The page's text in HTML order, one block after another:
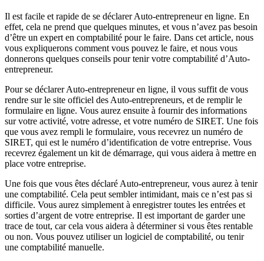
Il est facile et rapide de se déclarer Auto-entrepreneur en ligne. En
effet, cela ne prend que quelques minutes, et vous n’avez pas besoin
d’être un expert en comptabilité pour le faire. Dans cet article, nous
vous expliquerons comment vous pouvez le faire, et nous vous
donnerons quelques conseils pour tenir votre comptabilité d’Auto-
entrepreneur.
Pour se déclarer Auto-entrepreneur en ligne, il vous suffit de vous
rendre sur le site officiel des Auto-entrepreneurs, et de remplir le
formulaire en ligne. Vous aurez ensuite à fournir des informations
sur votre activité, votre adresse, et votre numéro de SIRET. Une fois
que vous avez rempli le formulaire, vous recevrez un numéro de
SIRET, qui est le numéro d’identification de votre entreprise. Vous
recevrez également un kit de démarrage, qui vous aidera à mettre en
place votre entreprise.
Une fois que vous êtes déclaré Auto-entrepreneur, vous aurez à tenir
une comptabilité. Cela peut sembler intimidant, mais ce n’est pas si
difficile. Vous aurez simplement à enregistrer toutes les entrées et
sorties d’argent de votre entreprise. Il est important de garder une
trace de tout, car cela vous aidera à déterminer si vous êtes rentable
ou non. Vous pouvez utiliser un logiciel de comptabilité, ou tenir
une comptabilité manuelle.